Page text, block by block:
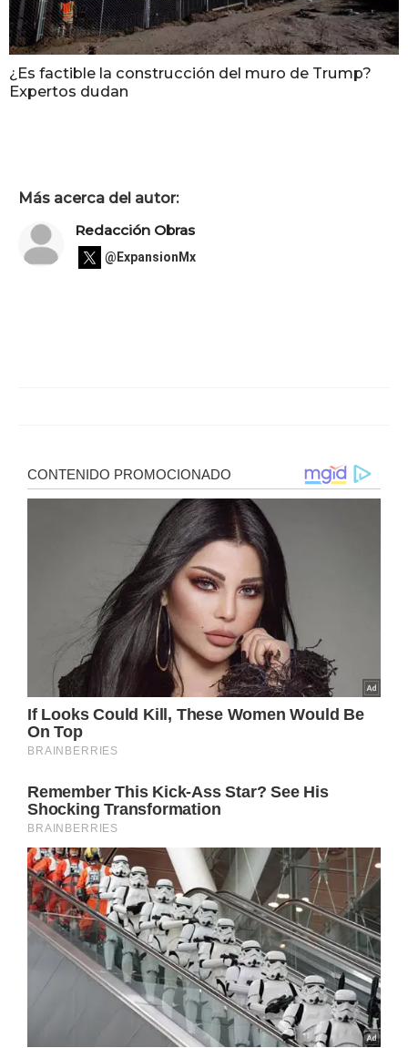
¿Es factible la construcción del muro de Trump?
Expertos dudan
Más acerca del autor:
Redacción Obras
@ExpansionMx